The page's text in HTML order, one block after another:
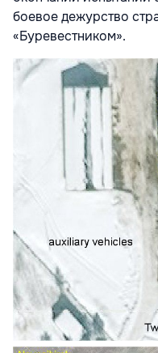
боевое дежурство
«Буревестником».